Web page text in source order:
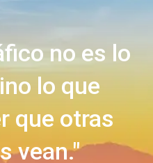
no es lo
lo que
que otras
vean."